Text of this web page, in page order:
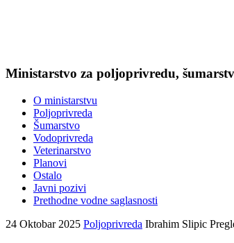
Ministarstvo za poljoprivredu,
O ministarstvu
Poljoprivreda
Šumarstvo
Vodoprivreda
Veterinarstvo
Planovi
Ostalo
Javni pozivi
Prethodne vodne saglasnosti
24 Oktobar 2025 Poljoprivreda Ibrahim Slipic